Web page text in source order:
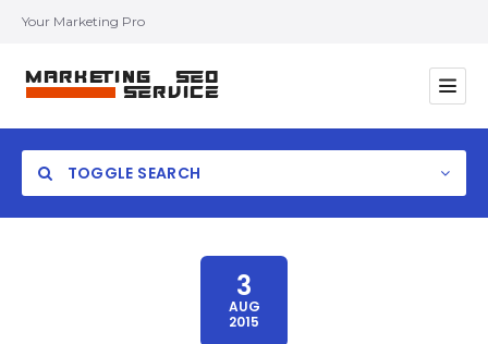
Your Marketing Pro
TOGGLE SEARCH
3
AUG
2015